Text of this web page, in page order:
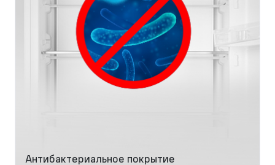
Антибактериальное покрытие